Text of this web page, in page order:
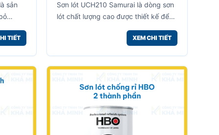
sản
TIẾT
Hiệu Quả
Sơn lót UCH210 Samurai là dòng sơn
lót chất lượng cao được thiết kế để
phủ màu. Sản phẩm giúp tăng độ
lớp sơn.
XEM CHI TIẾT